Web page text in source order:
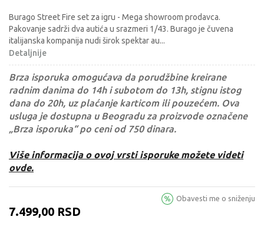
Burago Street Fire set za igru - Mega showroom prodavca.
Pakovanje sadrži dva autića u srazmeri 1/43. Burago je čuvena
italijanska kompanija nudi širok spektar au...
Detaljnije
Brza isporuka omogućava da porudžbine kreirane
radnim danima do 14h i subotom do 13h, stignu istog
dana do 20h, uz plaćanje karticom ili pouzećem. Ova
usluga je dostupna u Beogradu za proizvode označene
„Brza isporuka“ po ceni od 750 dinara.
Više informacija o ovoj vrsti isporuke možete videti
ovde.
7.499,00 RSD
Obavesti me o sniženju